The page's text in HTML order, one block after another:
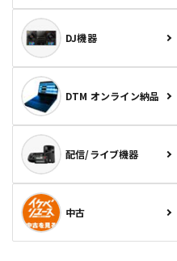
DJ機器
DTM オンライン納品
配信/ライブ機器
中古